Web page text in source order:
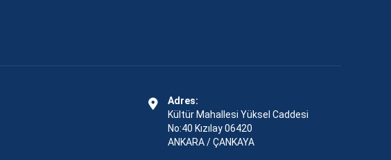
Adres:
Kültür Mahallesi Yüksel Caddesi
No:40 Kızılay 06420
ANKARA / ÇANKAYA